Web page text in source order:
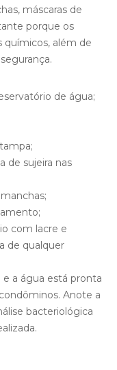
máscaras de
porque os
químicos, além de
de água;
de sujeira nas
com lacre e
de qualquer
e a água está pronta
Anote a
bacteriológica